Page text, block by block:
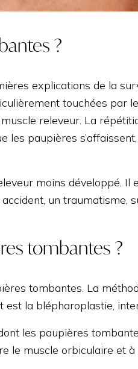
?
explications de la
touchées par
releveur. La
les paupières
moins développé. Il
un traumatisme,
tombantes ?
tombantes. La
la blépharoplastie,
les paupières
muscle orbiculaire et à